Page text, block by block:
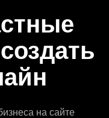
на сайте